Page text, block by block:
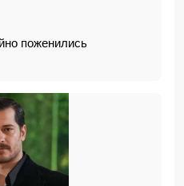
поженились